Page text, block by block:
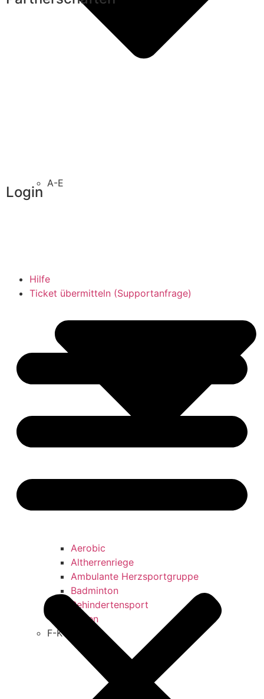
A-E
Aerobic
Altherrenriege
Ambulante Herzsportgruppe
Badminton
Behindertensport
Boxen
F-K
Login
Hilfe
Ticket übermitteln (Supportanfrage)